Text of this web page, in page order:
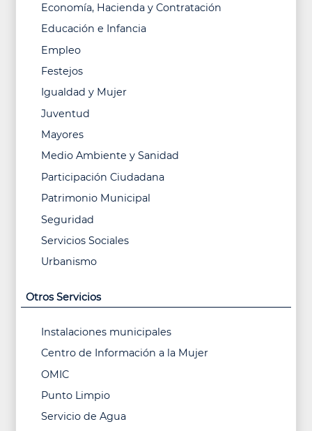
Economía, Hacienda y Contratación
Educación e Infancia
Empleo
Festejos
Igualdad y Mujer
Juventud
Mayores
Medio Ambiente y Sanidad
Participación Ciudadana
Patrimonio Municipal
Seguridad
Servicios Sociales
Urbanismo
Otros Servicios
Instalaciones municipales
Centro de Información a la Mujer
OMIC
Punto Limpio
Servicio de Agua